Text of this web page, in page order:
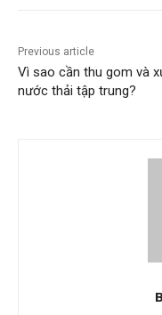
Previous article
Vì sao cần thu gom và
nước thải tập trung?